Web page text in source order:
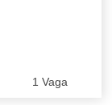
1 Vaga